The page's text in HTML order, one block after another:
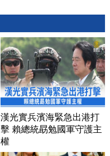
漢光實兵濱海緊急出港打
擊 賴總統勗勉國軍守護主
權